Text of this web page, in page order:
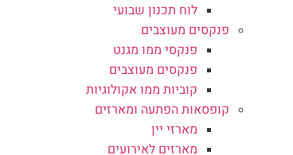
לוח תכנון שבועי
פנקסים מעוצבים
פנקסי ממו מגנט
פנקסים מעוצבים
קוביות ממו אקולוגיות
קופסאות הפתעה ומארזים
מארזי יין
מארזים לאירועים